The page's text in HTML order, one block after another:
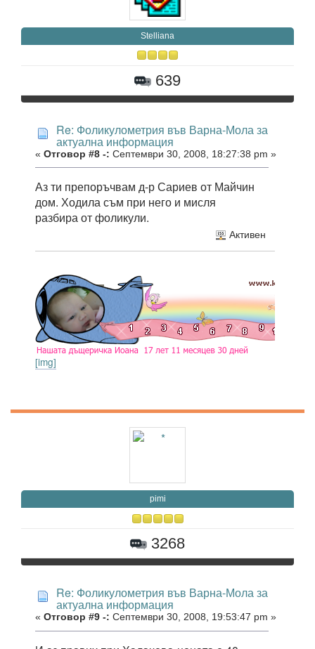
Stelliana
639
Re: Фоликулометрия във Варна-Мола за
актуална информация
« Отговор #8 -: Септември 30, 2008, 18:27:38 pm »
Аз ти препоръчвам д-р Сариев от Майчин
дом. Ходила съм при него и мисля
разбира от фоликули.
Активен
[img]
pimi
3268
Re: Фоликулометрия във Варна-Мола за
актуална информация
« Отговор #9 -: Септември 30, 2008, 19:53:47 pm »